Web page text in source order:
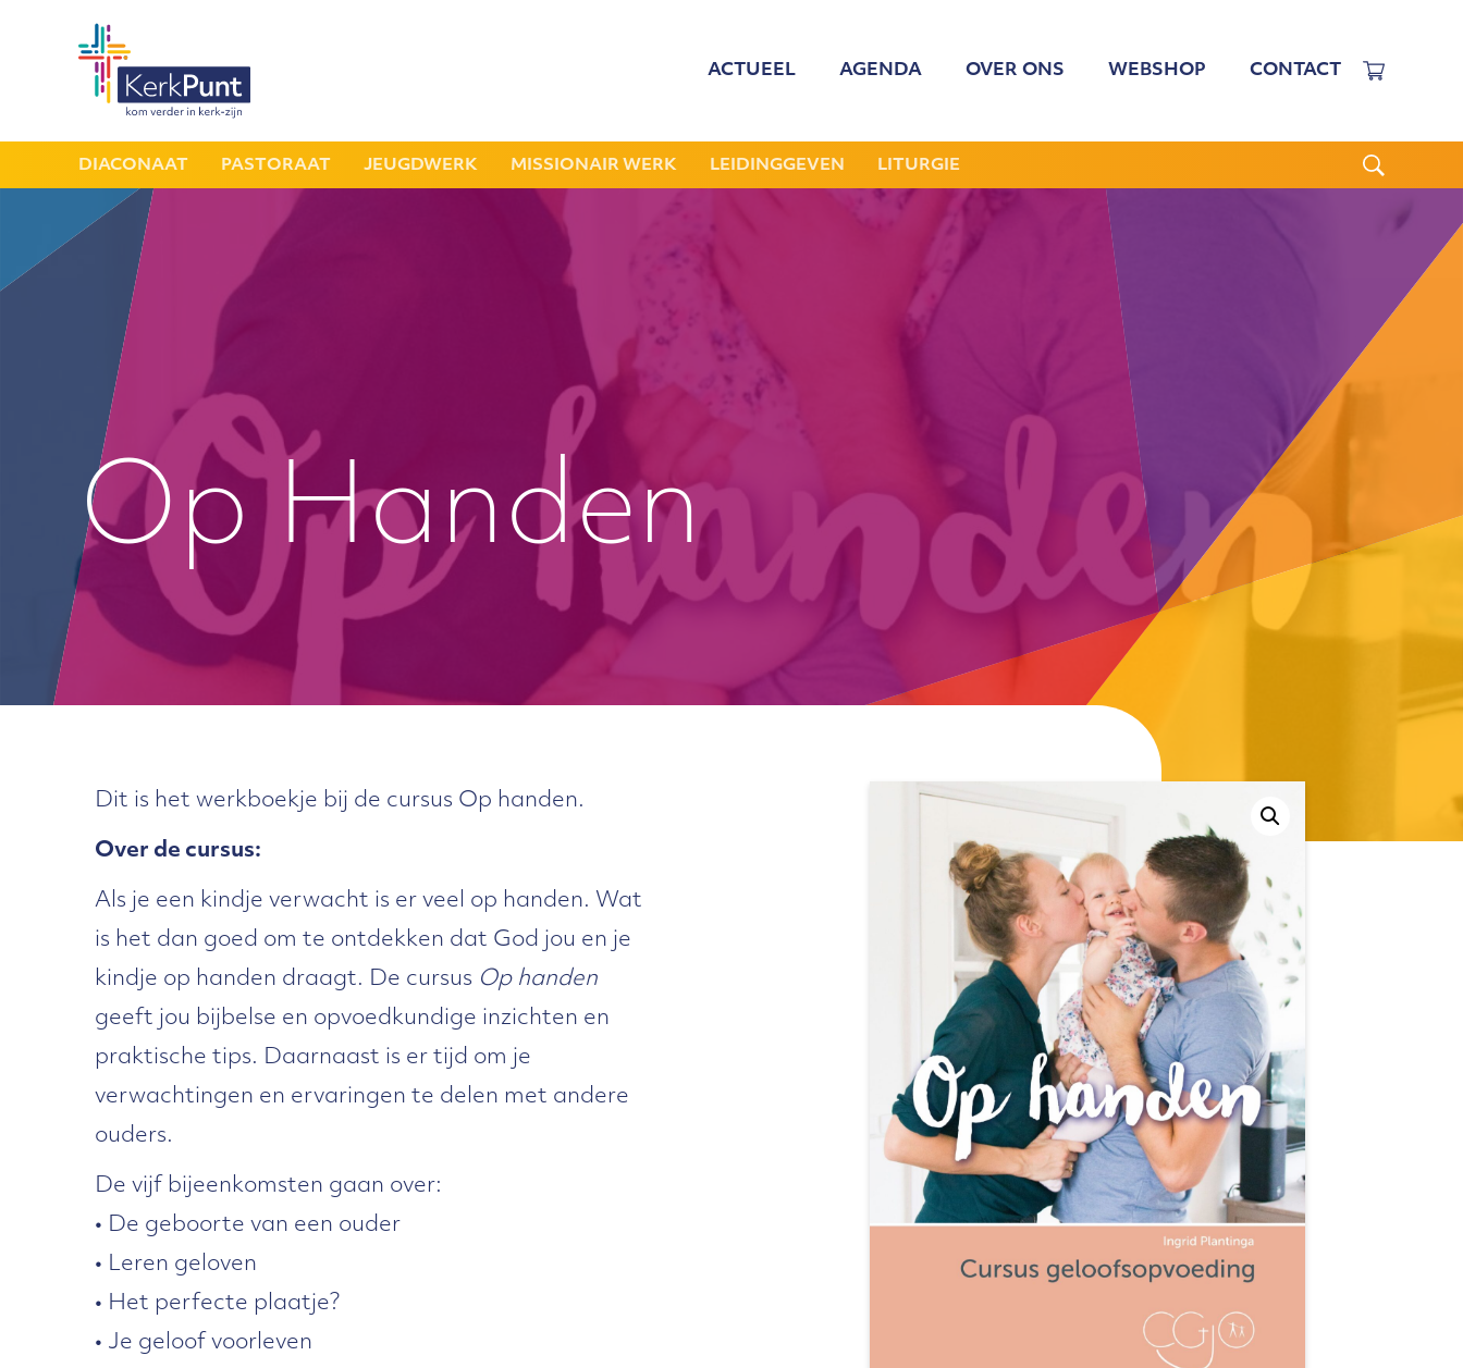
ACTUEEL AGENDA OVER ONS WEBSHOP CONTACT
DIACONAAT PASTORAAT JEUGDWERK MISSIONAIR WERK LEIDINGGEVEN LITURGIE
Op Handen
Dit is het werkboekje bij de cursus Op handen.
Over de cursus:
Als je een kindje verwacht is er veel op handen. Wat
is het dan goed om te ontdekken dat God jou en je
kindje op handen draagt. De cursus Op handen
geeft jou bijbelse en opvoedkundige inzichten en
praktische tips. Daarnaast is er tijd om je
verwachtingen en ervaringen te delen met andere
ouders.
De vijf bijeenkomsten gaan over:
• De geboorte van een ouder
• Leren geloven
• Het perfecte plaatje?
• Je geloof voorleven